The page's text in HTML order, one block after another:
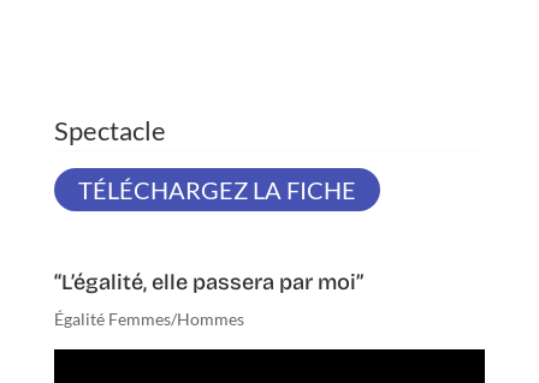
TÉLÉCHARGEZ LA FICHE
“L’égalité, elle passera par moi”
Égalité Femmes/Hommes